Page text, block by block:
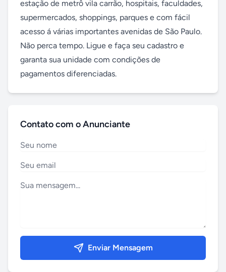
estação de metrô vila carrão, hospitais, faculdades,
supermercados, shoppings, parques e com fácil
acesso á várias importantes avenidas de São Paulo.
Não perca tempo. Ligue e faça seu cadastro e
garanta sua unidade com condições de
pagamentos diferenciadas.
Contato com o Anunciante
Enviar Mensagem